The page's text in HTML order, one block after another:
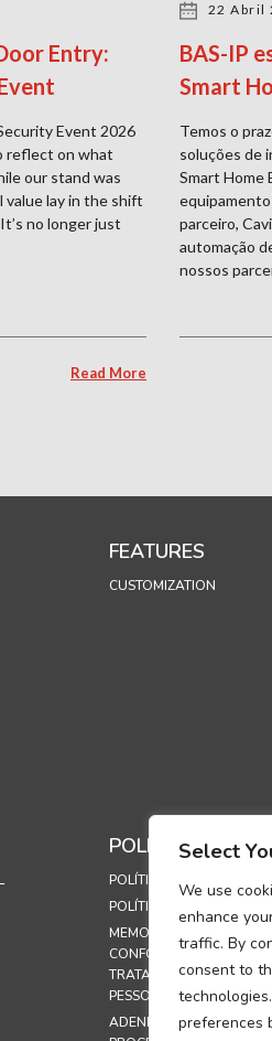
Select
We use
enhance
traffic. By
consent to
preferences
Entry:
Event 2026
reflect on what
our stand was
lay in the shift
no longer just
Read More
22 Abril
BAS-IP
Smart
Temos o
soluções de
Smart Home
parceiro,
automação
nossos
FEATURES
CUSTOMIZATION
POLICIES
POLÍTICA DE PRIVACIDADE
POLÍTICA DE COOKIES
MEMORANDO SOBRE A
CONFORMIDADE NO
TRATAMENTO DE DADOS
PESSOAIS
ADENDA DE